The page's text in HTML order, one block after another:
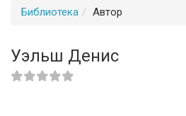
Библиотека Автор
Уэльш Денис